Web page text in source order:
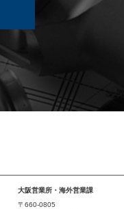
大阪営業所・海外営業課
〒660-0805